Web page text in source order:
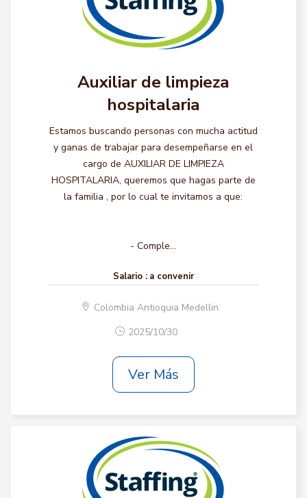
Auxiliar de limpieza
hospitalaria
Estamos buscando personas con mucha actitud
y ganas de trabajar para desempeñarse en el
cargo de AUXILIAR DE LIMPIEZA
HOSPITALARIA, queremos que hagas parte de
la familia , por lo cual te invitamos a que:
- Comple...
Salario : a convenir
Colombia Antioquia Medellin
2025/10/30
Ver Más